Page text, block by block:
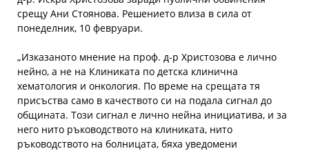
срещу Ани Стоянова. Решението влиза в сила от
понеделник, 10 февруари.
„Изказаното мнение на проф. д-р Христозова е лично
нейно, а не на Клиниката по детска клинична
хематология и онкология. По време на срещата тя
присъства само в качеството си на подала сигнал до
общината. Този сигнал е лично нейна инициатива, и за
него нито ръководството на клиниката, нито
ръководството на болницата, бяха уведомени